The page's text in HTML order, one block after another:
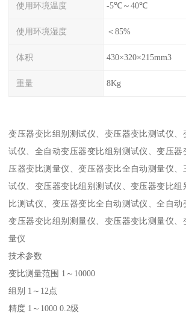
使用环境温度 -5℃～40℃
使用环境湿度 ＜85%
体积 430×320×215mm3
重量 8Kg
变压器变比组别测试仪、变压器变比测试仪、
试仪、全自动变压器变比组别测试仪、变压器
压器变比测量仪、变压器变比全自动测量仪、
试仪、变压器变比组别测试仪、变压器变比组
比测试仪、变压器变比全自动测试仪、全自动
变压器变比组别测量仪、变压器变比测量仪、
量仪
技术参数
变比测量范围 1～10000
组别 1～12点
精度 1～1000 0.2级